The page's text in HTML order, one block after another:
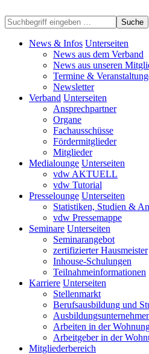
Suche
News & Infos Unterseiten
News aus dem Verband
News aus unseren
Termine &
Newsletter
Verband Unterseiten
Ansprechpartner
Organe
Fachausschüsse
Fördermitglieder
Mitglieder
Medialounge Unterseiten
vdw AKTUELL
vdw Tutorial
Presselounge Unterseiten
Statistiken, Studien &
vdw Pressemappe
Seminare Unterseiten
Seminarangebot
zertifizierter Hausmeister
Inhouse-Schulungen
Teilnahmeinformationen
Karriere Unterseiten
Stellenmarkt
Berufsausbildung und
Arbeiten in der
Arbeitgeber in der
Mitgliederbereich